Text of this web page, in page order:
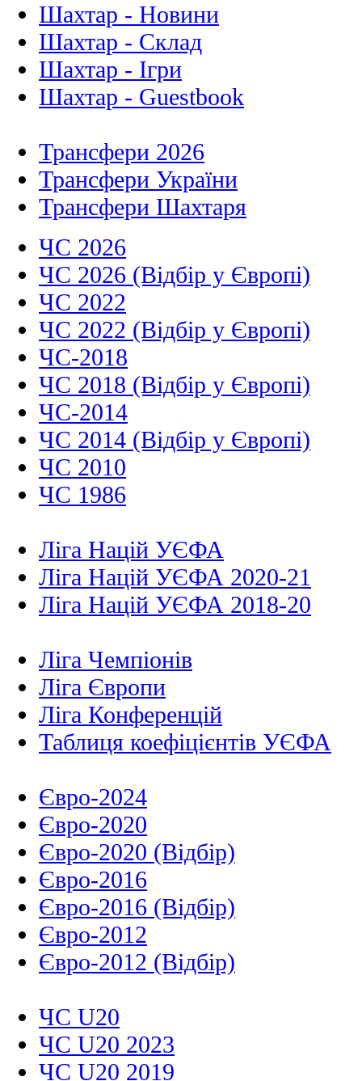
Шахтар - Новини
Шахтар - Склад
Шахтар - Ігри
Шахтар - Guestbook
Трансфери 2026
Трансфери України
Трансфери Шахтаря
ЧС 2026
ЧС 2026 (Відбір у Європі)
ЧС 2022
ЧС 2022 (Відбір у Європі)
ЧС-2018
ЧС 2018 (Відбір у Європі)
ЧС-2014
ЧС 2014 (Відбір у Європі)
ЧС 2010
ЧС 1986
Ліга Націй УЄФА
Ліга Націй УЄФА 2020-21
Ліга Націй УЄФА 2018-20
Ліга Чемпіонів
Ліга Європи
Ліга Конференцій
Таблиця коефіцієнтів УЄФА
Євро-2024
Євро-2020
Євро-2020 (Відбір)
Євро-2016
Євро-2016 (Відбір)
Євро-2012
Євро-2012 (Відбір)
ЧС U20
ЧС U20 2023
ЧС U20 2019